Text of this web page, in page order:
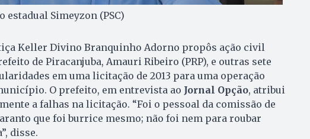
estadual Simeyzon (PSC)
Keller Divino Branquinho Adorno propôs ação civil
de Piracanjuba, Amauri Ribeiro (PRP), e outras sete
em uma licitação de 2013 para uma operação
O prefeito, em entrevista ao Jornal Opção, atribui
a falhas na licitação. “Foi o pessoal da comissão de
que foi burrice mesmo; não foi nem para roubar
disse.